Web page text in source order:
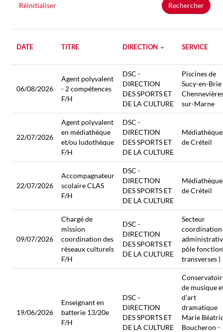
Rechercher
Réinitialiser
DATE TITRE DIRECTION SERVICE
06/08/2026
Agent polyvalent
- 2 compétences
F/H
DSC -
DIRECTION
DES SPORTS ET
DE LA CULTURE
Piscines de
Sucy-en-Brie
sur-Marne
22/07/2026
Agent polyvalent
en médiathèque
et/ou ludothèque
F/H
DSC -
DIRECTION
DES SPORTS ET
DE LA CULTURE
de Créteil
22/07/2026
Accompagnateur
scolaire CLAS
F/H
DSC -
DIRECTION
DES SPORTS ET
DE LA CULTURE
de Créteil
09/07/2026
Chargé de
mission
coordination des
réseaux culturels
F/H
DSC -
DIRECTION
DES SPORTS ET
DE LA CULTURE
Secteur
coordination
pôle
transverses )
19/06/2026
Enseignant en
batterie 13/20e
F/H
DSC -
DIRECTION
DES SPORTS ET
DE LA CULTURE
de musique
d'art
dramatique
Marie
Boucheron -